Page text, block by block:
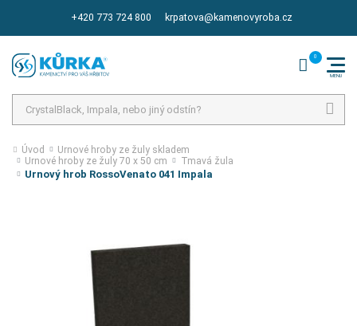
+420 773 724 800 krpatova@kamenovyroba.cz
Úvod
Urnové hroby ze žuly skladem
Urnové hroby ze žuly 70 x 50 cm
Tmavá žula
Urnový hrob RossoVenato 041 Impala